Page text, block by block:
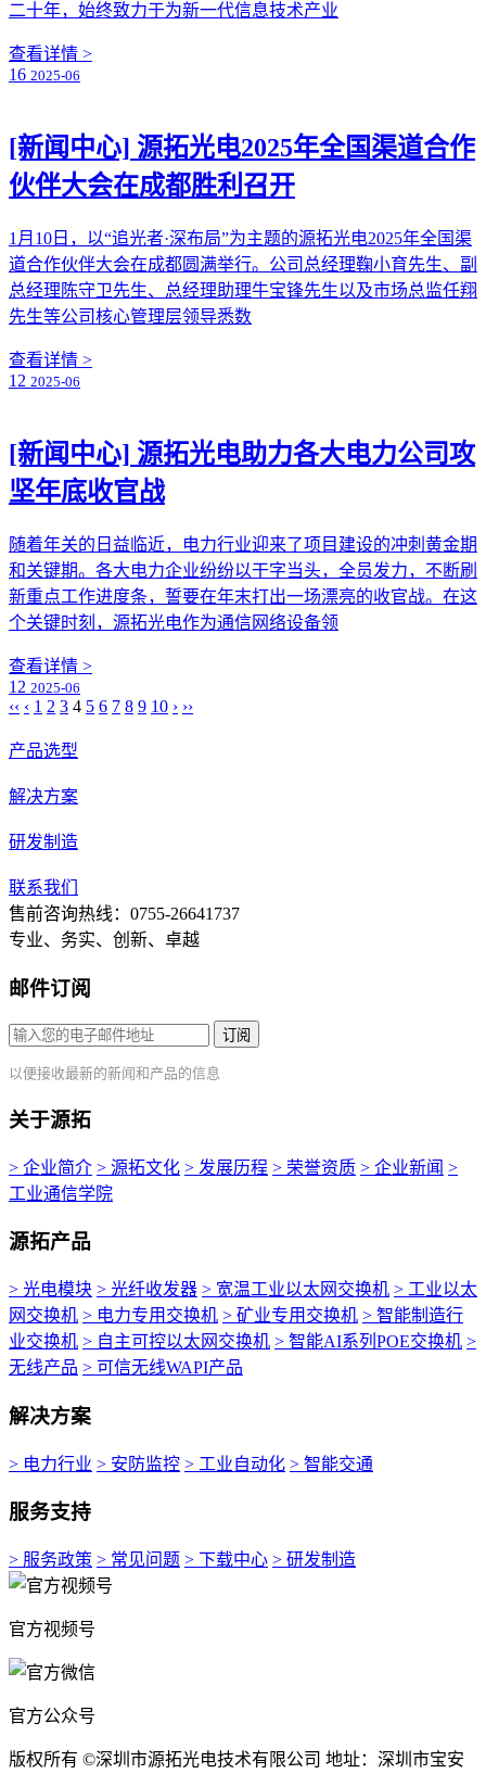
二十年，始终致力于为新一代信息技术产业
查看详情 >
16 2025-06
[新闻中心] 源拓光电2025年全国渠道合作
伙伴大会在成都胜利召开
1月10日，以“追光者·深布局”为主题的源拓光电2025年全国渠
道合作伙伴大会在成都圆满举行。公司总经理鞠小育先生、副
总经理陈守卫先生、总经理助理牛宝锋先生以及市场总监任翔
先生等公司核心管理层领导悉数
查看详情 >
12 2025-06
[新闻中心] 源拓光电助力各大电力公司攻
坚年底收官战
随着年关的日益临近，电力行业迎来了项目建设的冲刺黄金期
和关键期。各大电力企业纷纷以干字当头，全员发力，不断刷
新重点工作进度条，誓要在年末打出一场漂亮的收官战。在这
个关键时刻，源拓光电作为通信网络设备领
查看详情 >
12 2025-06
‹‹ ‹ 1 2 3 4 5 6 7 8 9 10 › ››
产品选型
解决方案
研发制造
联系我们
售前咨询热线：0755-26641737
专业、务实、创新、卓越
邮件订阅
订阅
以便接收最新的新闻和产品的信息
关于源拓
> 企业简介 > 源拓文化 > 发展历程 > 荣誉资质 > 企业新闻 >
工业通信学院
源拓产品
> 光电模块 > 光纤收发器 > 宽温工业以太网交换机 > 工业以太
网交换机 > 电力专用交换机 > 矿业专用交换机 > 智能制造行
业交换机 > 自主可控以太网交换机 > 智能AI系列POE交换机 >
无线产品 > 可信无线WAPI产品
解决方案
> 电力行业 > 安防监控 > 工业自动化 > 智能交通
服务支持
> 服务政策 > 常见问题 > 下载中心 > 研发制造
官方视频号
官方公众号
版权所有 ©深圳市源拓光电技术有限公司 地址：深圳市宝安